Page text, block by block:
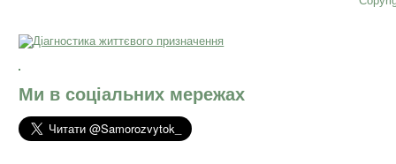
Ми в соціальних мережах